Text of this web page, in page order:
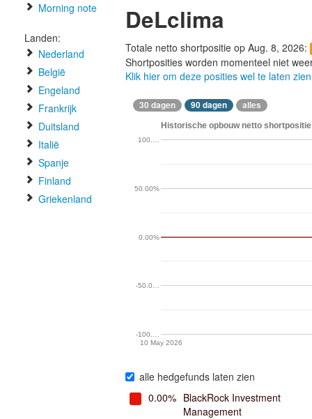
Morning note
Landen:
Nederland
België
Engeland
Frankrijk
Duitsland
Italië
Spanje
Finland
Griekenland
DeLclima
Totale netto shortpositie op Aug. 8, 2026:
Shortposities worden momenteel niet
Klik hier om deze posities wel te laten zien
30 dagen 90 dagen alles
Historische opbouw netto
10 May 2026
-100.…
-50.0…
0.00%
50.00%
100.…
alle hedgefunds laten zien
0.00% BlackRock Investment
Management